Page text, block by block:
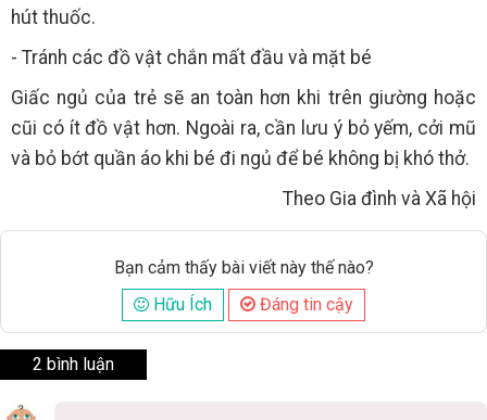
hút thuốc.
- Tránh các đồ vật chắn mất đầu và mặt bé
Giấc ngủ của trẻ sẽ an toàn hơn khi trên giường hoặc
cũi có ít đồ vật hơn. Ngoài ra, cần lưu ý bỏ yếm, cởi mũ
và bỏ bớt quần áo khi bé đi ngủ để bé không bị khó thở.
Theo Gia đình và Xã hội
Bạn cảm thấy bài viết này thế nào?
Hữu Ích
Đáng tin cậy
2 bình luận